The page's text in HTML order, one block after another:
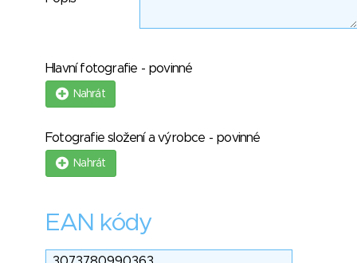
Hlavní fotografie - povinné
Nahrát
Fotografie složení a výrobce - povinné
Nahrát
EAN kódy